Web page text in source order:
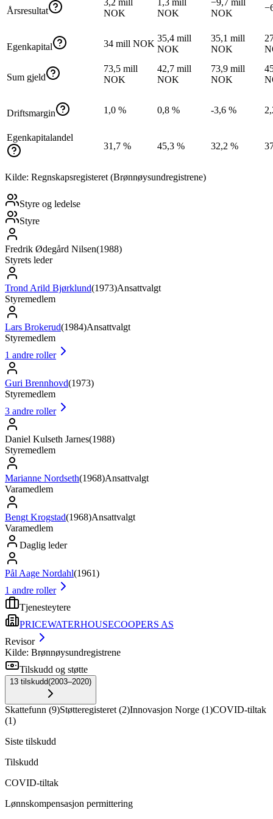
Årsresultat
NOK
NOK
NOK
Egenkapital 34 mill NOK
35,4 mill
NOK
35,1 mill
NOK
Sum gjeld
73,5 mill
NOK
42,7 mill
NOK
73,9 mill
NOK
Driftsmargin 1,0 % 0,8 % -3,6 %
Egenkapitalandel
31,7 %
45,3 % 32,2 %
Kilde: Regnskapsregisteret (Brønnøysundregistrene)
Styre og ledelse
Styre
Fredrik Ødegård Nilsen(1988)
Styrets leder
Trond Arild Bjørklund(1973)Ansattvalgt
Styremedlem
Lars Brokerud(1984)Ansattvalgt
Styremedlem
1 andre roller
Guri Brennhovd(1973)
Styremedlem
3 andre roller
Daniel Kulseth Jarnes(1988)
Styremedlem
Marianne Nordseth(1968)Ansattvalgt
Varamedlem
Bengt Krogstad(1968)Ansattvalgt
Varamedlem
Daglig leder
Pål Aage Nordahl(1961)
1 andre roller
Tjenesteytere
PRICEWATERHOUSECOOPERS AS
Revisor
Kilde: Brønnøysundregistrene
Tilskudd og støtte
13 tilskudd(2003–2020)
Skattefunn (9)Støtteregisteret (2)Innovasjon Norge (1)COVID-tiltak
(1)
Siste tilskudd
Tilskudd
COVID-tiltak
Lønnskompensasjon permittering